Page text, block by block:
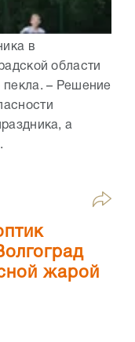
в
области
пекла. – Решение
а
жарой